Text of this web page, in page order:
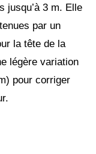
jusqu’à 3 m. Elle
par un
la tête de la
légère variation
pour corriger